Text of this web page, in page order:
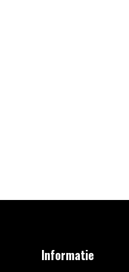
Informatie